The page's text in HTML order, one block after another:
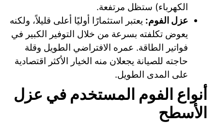
الكهرباء) ستظل مرتفعة.
عزل الفوم: يعتبر استثمارًا أوليًا أعلى قليلاً، ولكنه
يعوض تكلفته بسرعة من خلال التوفير الكبير في
فواتير الطاقة. عمره الافتراضي الطويل وقلة
حاجته للصيانة يجعلان منه الخيار الأكثر اقتصادية
على المدى الطويل.
أنواع الفوم المستخدم في عزل
الأسطح